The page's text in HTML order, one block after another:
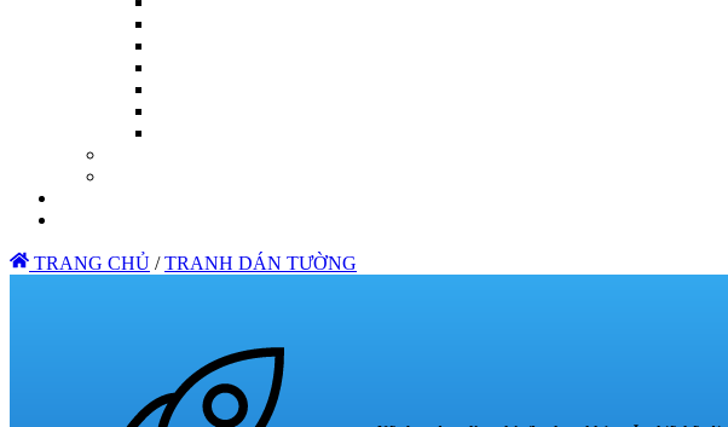
TRANG CHỦ / TRANH DÁN TƯỜNG